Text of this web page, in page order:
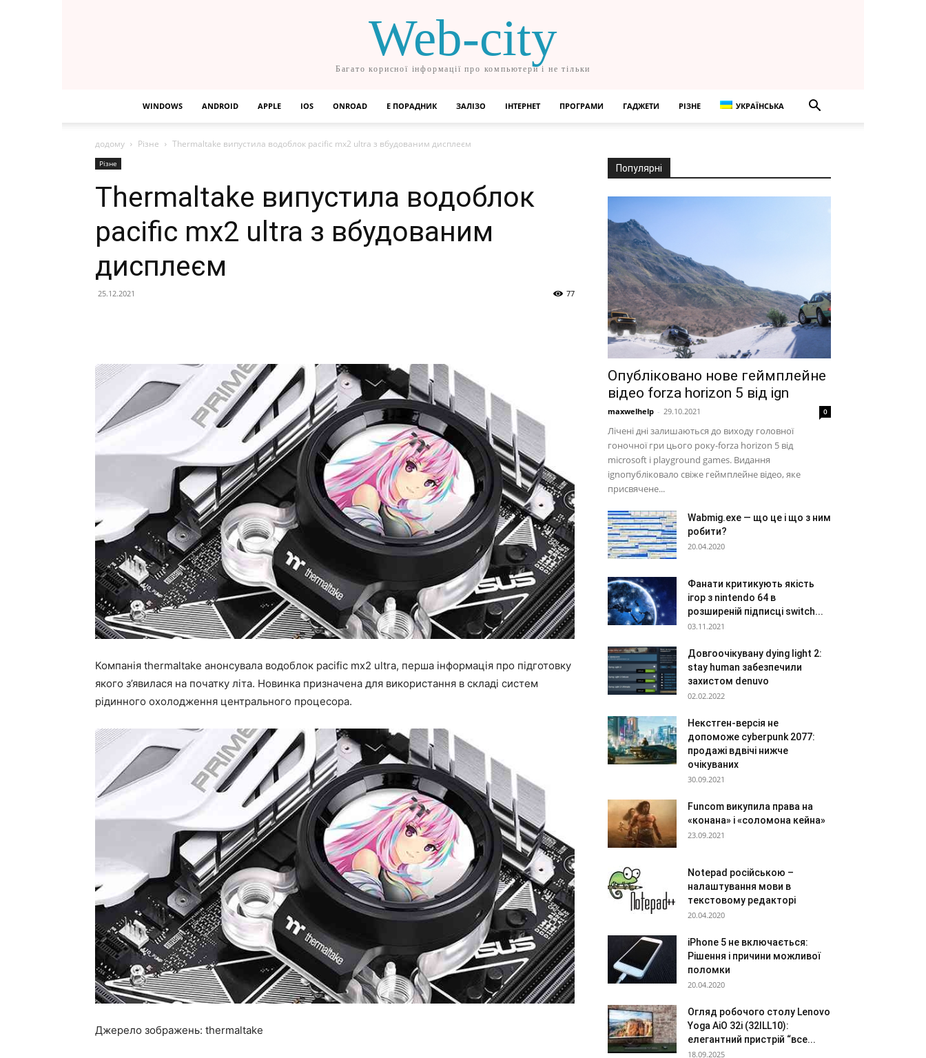
Web-city
Багато корисної інформації про компьютери і не тільки
WINDOWS ANDROID APPLE IOS ONROAD Е ПОРАДНИК ЗАЛІЗО ІНТЕРНЕТ ПРОГРАМИ ГАДЖЕТИ РІЗНЕ УКРАЇНСЬКА
додому Різне Thermaltake випустила водоблок pacific mx2 ultra з вбудованим дисплеєм
Різне
Thermaltake випустила водоблок
pacific mx2 ultra з вбудованим
дисплеєм
25.12.2021 77
Компанія thermaltake анонсувала водоблок pacific mx2 ultra, перша інформація про підготовку
якого з’явилася на початку літа. Новинка призначена для використання в складі систем
рідинного охолодження центрального процесора.
Джерело зображень: thermaltake
Популярні
Опубліковано нове геймплейне
відео forza horizon 5 від ign
maxwelhelp - 29.10.2021 0
Лічені дні залишаються до виходу головної
гоночної гри цього року-forza horizon 5 від
microsoft і playground games. Видання
ignопубліковало свіже геймплейне відео, яке
присвячене...
Wabmig.exe — що це і що з ним
робити?
20.04.2020
Фанати критикують якість
ігор з nintendo 64 в
розширеній підписці switch...
03.11.2021
Довгоочікувану dying light 2:
stay human забезпечили
захистом denuvo
02.02.2022
Некстген-версія не
допоможе cyberpunk 2077:
продажі вдвічі нижче
очікуваних
30.09.2021
Funcom викупила права на
«конана» і «соломона кейна»
23.09.2021
Notepad російською –
налаштування мови в
текстовому редакторі
20.04.2020
iPhone 5 не включається:
Рішення і причини можливої
поломки
20.04.2020
Огляд робочого столу Lenovo
Yoga AiO 32i (32ILL10):
елегантний пристрій “все...
18.09.2025